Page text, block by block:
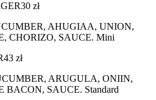
30 zł
AHUGIAA, UNION,
CHORIZO, SAUCE. Mini
43 zł
ARUGULA, ONIIN,
BACON, SAUCE. Standard